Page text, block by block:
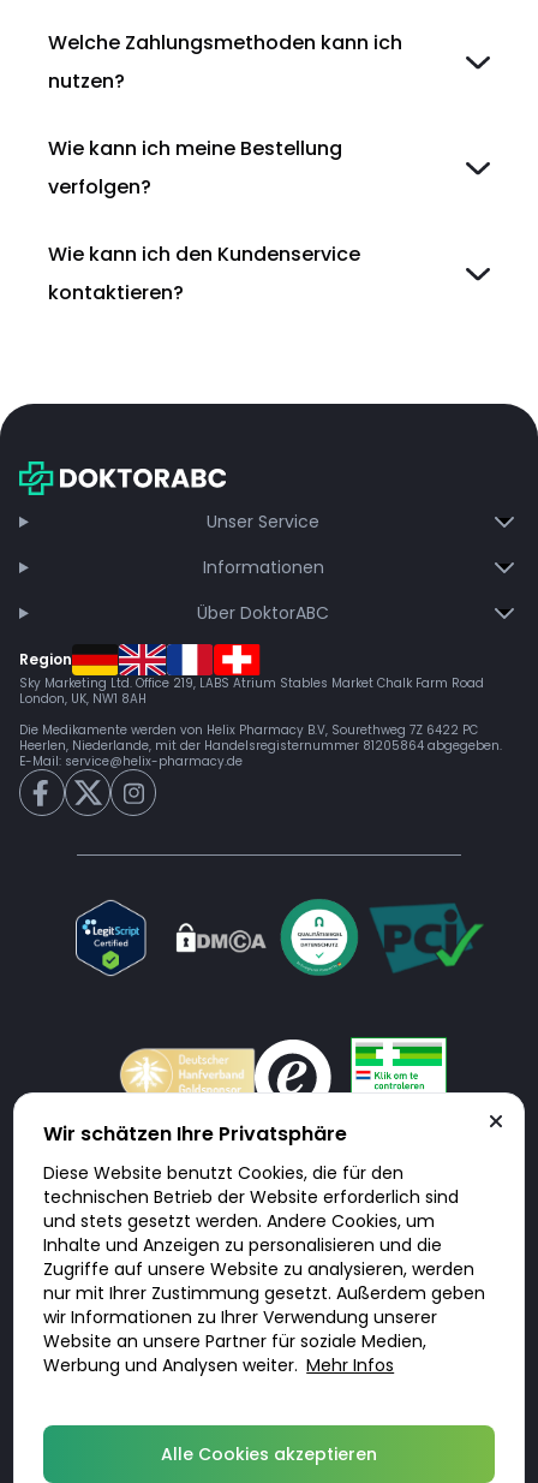
Welche Zahlungsmethoden kann ich
nutzen?
Wie kann ich meine Bestellung
verfolgen?
Wie kann ich den Kundenservice
kontaktieren?
Unser Service
Informationen
Über DoktorABC
Region
Sky Marketing Ltd. Office 219, LABS Atrium Stables Market Chalk Farm Road
London, UK, NW1 8AH
Die Medikamente werden von Helix Pharmacy B.V, Sourethweg 7Z 6422 PC
Heerlen, Niederlande, mit der Handelsregisternummer 81205864 abgegeben.
E-Mail: service@helix-pharmacy.de
Doktorabc.com ist eine Vermittlungsplattform. Doktorabc ist ausdrücklich
keine Internetapotheke. Doktorabc bietet keine Medikamente oder
sonstige Produkte an oder liefert diese. Jegliche Informationen zu
Produkten, Medikamenten und Preisen auf der Internetseite beinhalten
kein Angebot von Doktorabc an Sie. Für die Einhaltung der in Ihrem Land
geltenden Gesetze und sonstigen Rechtsvorschriften sind Sie als Nutzer
selbst verantwortlich. Die Nutzung unseres Services auf Doktorabc durch
Sie erfolgt auf eigenes Risiko und in eigener Verantwortung. Sie erklären,
diese Internetseite aus eigener Initiative zu besuchen und zu nutzen.
Wir schätzen Ihre Privatsphäre
Diese Website benutzt Cookies, die für den
technischen Betrieb der Website erforderlich sind
und stets gesetzt werden. Andere Cookies, um
Inhalte und Anzeigen zu personalisieren und die
Zugriffe auf unsere Website zu analysieren, werden
nur mit Ihrer Zustimmung gesetzt. Außerdem geben
wir Informationen zu Ihrer Verwendung unserer
Website an unsere Partner für soziale Medien,
Werbung und Analysen weiter. Mehr Infos
Alle Cookies akzeptieren